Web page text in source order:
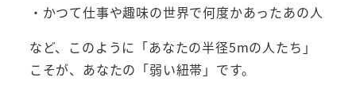
・かつて仕事や趣味の世界で何度かあったあの人
など、このように「あなたの半径5mの人たち」
こそが、あなたの「弱い紐帯」です。